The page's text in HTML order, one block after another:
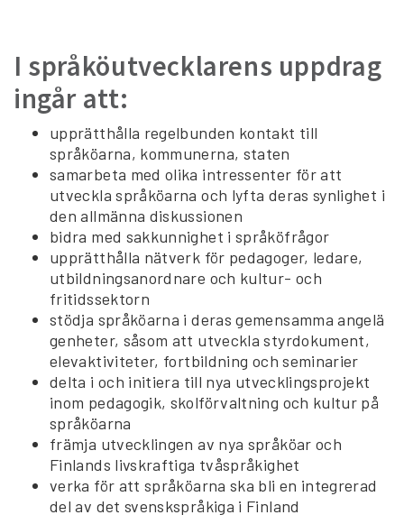
I språköutvecklarens uppdrag
ingår att:
upprätthålla regelbunden kontakt till
språköarna, kommunerna, staten
samarbeta med olika intressenter för att
utveckla språköarna och lyfta deras synlighet i
den allmänna diskussionen
bidra med sakkunnighet i språköfrågor
upprätthålla nätverk för pedagoger, ledare,
utbildningsanordnare och kultur- och
fritidssektorn
stödja språköarna i deras gemensamma angelä
genheter, såsom att utveckla styrdokument,
elevaktiviteter, fortbildning och seminarier
delta i och initiera till nya utvecklingsprojekt
inom pedagogik, skolförvaltning och kultur på
språköarna
främja utvecklingen av nya språköar och
Finlands livskraftiga tvåspråkighet
verka för att språköarna ska bli en integrerad
del av det svenskspråkiga i Finland